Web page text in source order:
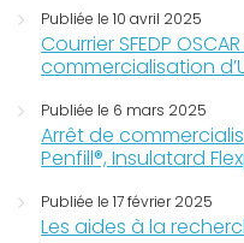
Publiée le 10 avril 2025
Courrier SFEDP
commercialisation
Publiée le 6 mars 2025
Arrêt de
Penfill®, Insulatard
Publiée le 17 février 2025
Les aides à la